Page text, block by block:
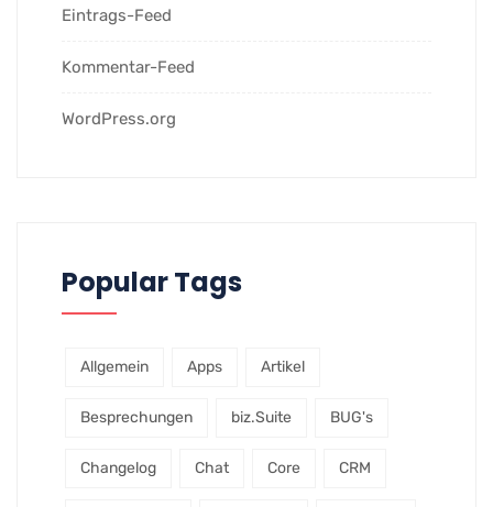
Eintrags-Feed
Kommentar-Feed
WordPress.org
Popular Tags
Allgemein Apps Artikel
Besprechungen biz.Suite BUG's
Changelog Chat Core CRM